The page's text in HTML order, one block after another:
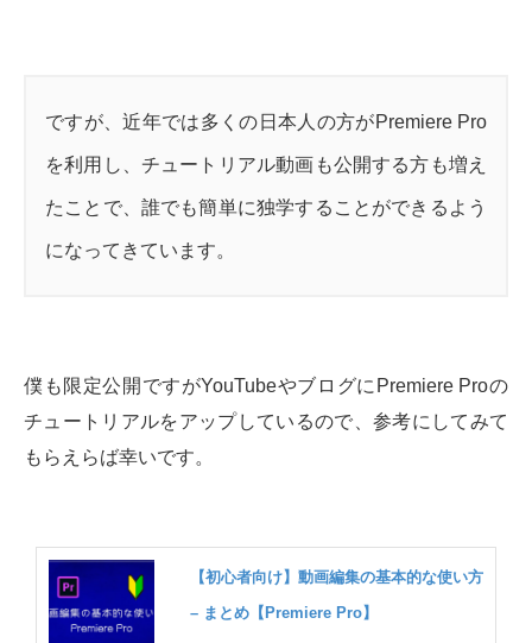
ですが、近年では多くの日本人の方がPremiere Pro
を利用し、チュートリアル動画も公開する方も増え
たことで、誰でも簡単に独学することができるよう
になってきています。
僕も限定公開ですがYouTubeやブログにPremiere Proの
チュートリアルをアップしているので、参考にしてみて
もらえらば幸いです。
【初心者向け】動画編集の基本的な使い方
– まとめ【Premiere Pro】